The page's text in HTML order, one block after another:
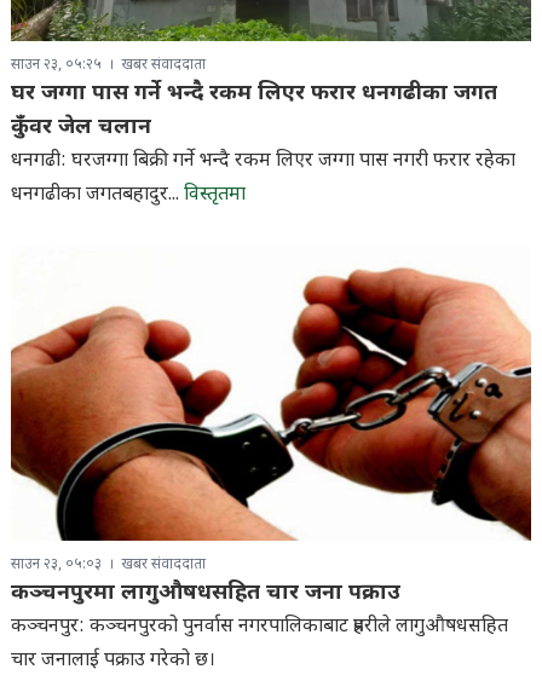
साउन २३, ०५:२५ खबर संवाददाता
घर जग्गा पास गर्ने भन्दै रकम लिएर फरार धनगढीका जगत
कुँवर जेल चलान
धनगढी: घरजग्गा बिक्री गर्ने भन्दै रकम लिएर जग्गा पास नगरी फरार रहेका
धनगढीका जगतबहादुर... विस्तृतमा
साउन २३, ०५:०३ खबर संवाददाता
कञ्चनपुरमा लागुऔषधसहित चार जना पक्राउ
कञ्चनपुर: कञ्चनपुरको पुनर्वास नगरपालिकाबाट प्रहरीले लागुऔषधसहित
चार जनालाई पक्राउ गरेको छ।